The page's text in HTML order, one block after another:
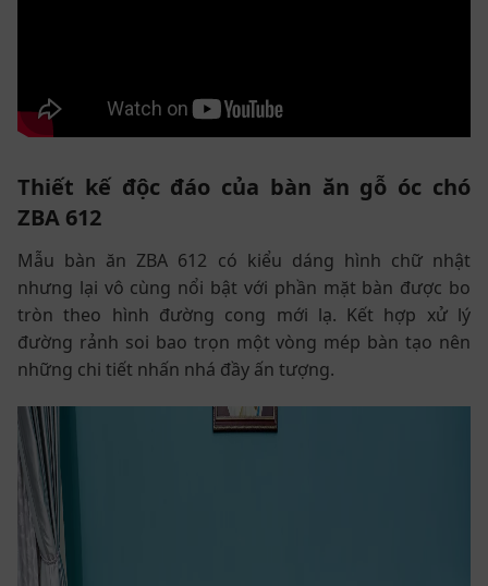
Thiết kế độc đáo của bàn ăn gỗ óc chó
ZBA 612
Mẫu bàn ăn ZBA 612 có kiểu dáng hình chữ nhật
nhưng lại vô cùng nổi bật với phần mặt bàn được bo
tròn theo hình đường cong mới lạ. Kết hợp xử lý
đường rảnh soi bao trọn một vòng mép bàn tạo nên
những chi tiết nhấn nhá đầy ấn tượng.